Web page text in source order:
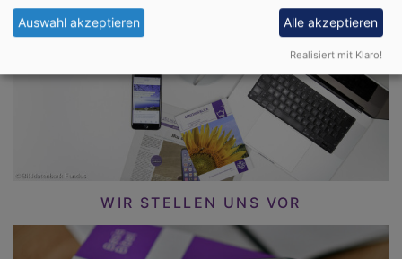
INFORMATIONEN
WIR STELLEN UNS VOR
Auswahl akzeptieren Alle akzeptieren
Realisiert mit Klaro!